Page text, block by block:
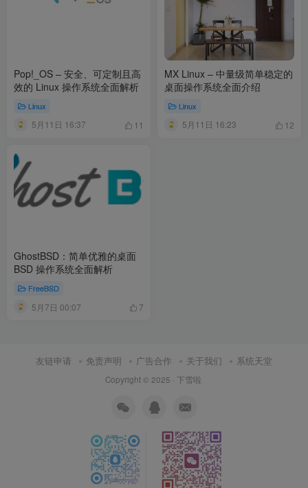
Pop!_OS – 安全、可定制且高
效的 Linux 操作系统全面解析
Linux
5月11日 16:37 11
MX Linux – 中量级简单稳定的
桌面操作系统全面介绍
Linux
5月11日 16:23 12
GhostBSD：简单优雅的桌面
BSD 操作系统全面解析
FreeBSD
5月7日 00:07 7
友链申请 免责声明 广告合作 关于我们 系统天堂
Copyright © 2025 · 下雪啦